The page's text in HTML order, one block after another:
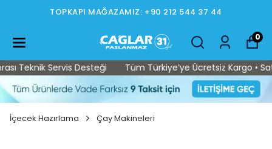
TOPKAPI MAĞAZAMIZ: +90 212 544 37 44
0
Teknik Servis Desteği Tüm Türkiye’ye Ücretsiz Kargo •
İçecek Hazırlama Çay Makineleri